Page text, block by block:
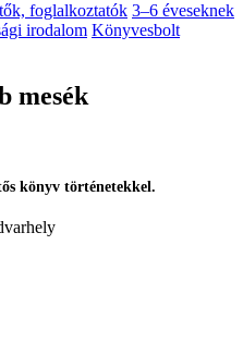
foglalkoztatók 3–6 éveseknek
irodalom Könyvesbolt
mesék
könyv történetekkel.